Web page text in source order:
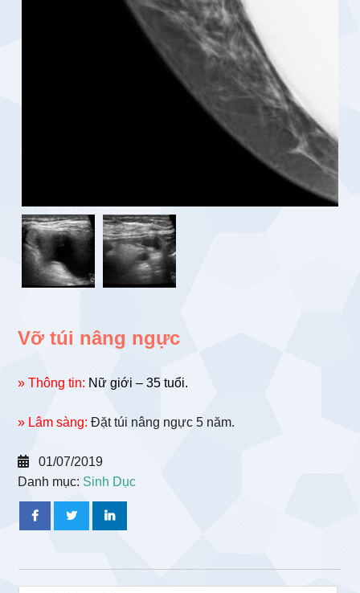
Vỡ túi nâng ngực
» Thông tin: Nữ giới – 35 tuổi.
» Lâm sàng: Đặt túi nâng ngực 5 năm.
01/07/2019
Danh mục: Sinh Dục